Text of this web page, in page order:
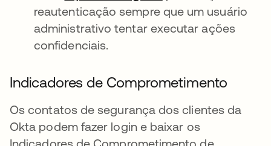
reautenticação sempre que um usuário
administrativo tentar executar ações
confidenciais.
Indicadores de Comprometimento
Os contatos de segurança dos clientes da
Okta podem fazer login e baixar os